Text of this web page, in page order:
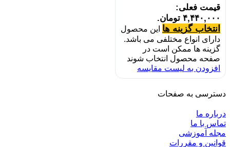
قیمت فعلی:
۴,۴۴۰,۰۰۰ تومان.
انتخاب گزینه ها این محصول
دارای انواع مختلفی می باشد.
گزینه ها ممکن است در
صفحه محصول انتخاب شوند
افزودن به لیست مقایسه
دسترسی به صفحات
درباره ما
تماس با ما
مجله آموزشی
قوانین و مقررات